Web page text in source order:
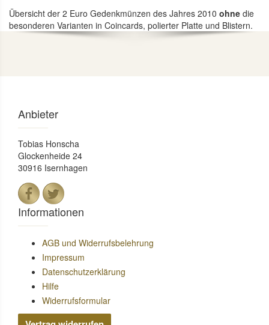
Übersicht der 2 Euro Gedenkmünzen des Jahres 2010 ohne die
besonderen Varianten in Coincards, polierter Platte und Blistern.
Anbieter
Tobias Honscha
Glockenheide 24
30916 Isernhagen
Informationen
AGB und Widerrufsbelehrung
Impressum
Datenschutzerklärung
Hilfe
Widerrufsformular